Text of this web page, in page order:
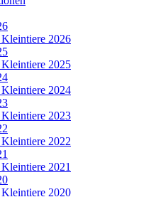
2026
2025
2024
2023
2022
2021
2020